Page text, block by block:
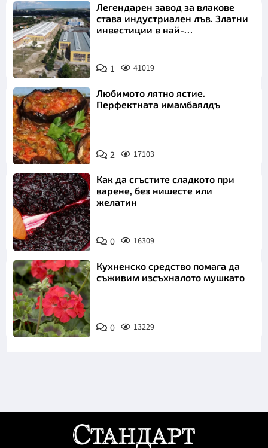
Легендарен завод за влакове
става индустриален лъв. Златни
инвестиции в най-
1 41019
Любимото лятно ястие.
Перфектната имамбаялдъ
2 17103
Как да сгъстите сладкото при
варене, без нишесте или
желатин
0 16309
Кухненско средство помага да
съживим изсъхналото мушкато
0 13229